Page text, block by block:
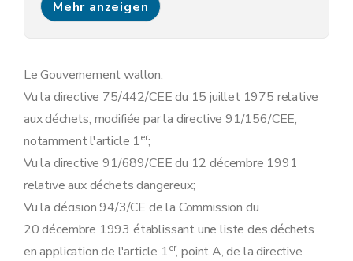
Art. 12
Art. 13
Art. 16
Annexe
Annexe
Annexe
Annexe
Annexe
Mehr anzeigen
Le Gouvernement wallon,
Vu la directive 75/442/CEE du 15 juillet 1975 relative
aux déchets, modifiée par la directive 91/156/CEE,
notamment l'article 1er;
Vu la directive 91/689/CEE du 12 décembre 1991
relative aux déchets dangereux;
Vu la décision 94/3/CE de la Commission du
20 décembre 1993 établissant une liste des déchets
en application de l'article 1er, point A, de la directive